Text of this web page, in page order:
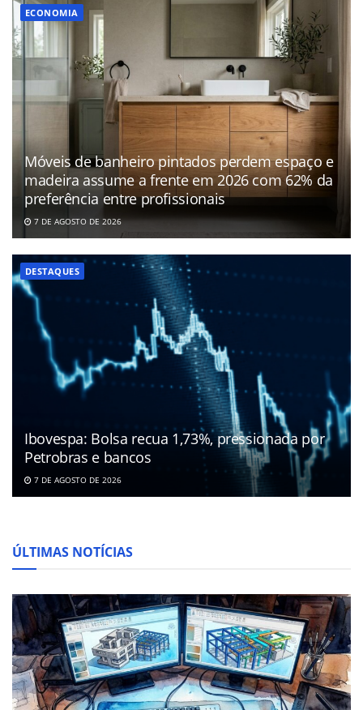
ECONOMIA
Móveis de banheiro pintados perdem espaço e
madeira assume a frente em 2026 com 62% da
preferência entre profissionais
7 DE AGOSTO DE 2026
DESTAQUES
Ibovespa: Bolsa recua 1,73%, pressionada por
Petrobras e bancos
7 DE AGOSTO DE 2026
ÚLTIMAS NOTÍCIAS